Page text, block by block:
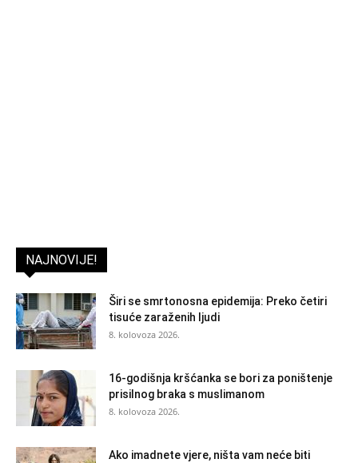
NAJNOVIJE!
Širi se smrtonosna epidemija: Preko četiri
tisuće zaraženih ljudi
8. kolovoza 2026.
16-godišnja kršćanka se bori za poništenje
prisilnog braka s muslimanom
8. kolovoza 2026.
Ako imadnete vjere, ništa vam neće biti